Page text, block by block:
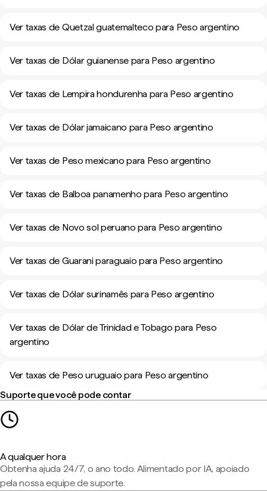
Ver taxas de Quetzal guatemalteco para Peso argentino
Ver taxas de Dólar guianense para Peso argentino
Ver taxas de Lempira hondurenha para Peso argentino
Ver taxas de Dólar jamaicano para Peso argentino
Ver taxas de Peso mexicano para Peso argentino
Ver taxas de Balboa panamenho para Peso argentino
Ver taxas de Novo sol peruano para Peso argentino
Ver taxas de Guarani paraguaio para Peso argentino
Ver taxas de Dólar surinamês para Peso argentino
Ver taxas de Dólar de Trinidad e Tobago para Peso
argentino
Ver taxas de Peso uruguaio para Peso argentino
Suporte que você pode contar
A qualquer hora
Obtenha ajuda 24/7, o ano todo. Alimentado por IA, apoiado
pela nossa equipe de suporte.